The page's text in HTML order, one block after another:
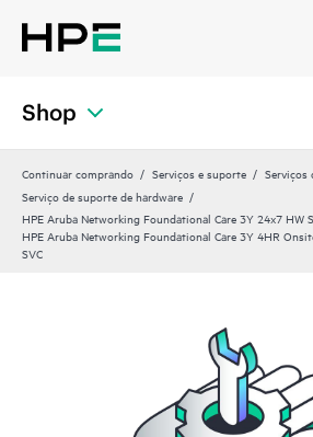
Shop
Continuar comprando Serviços e suporte
Serviços
Serviço de suporte de hardware
HPE Aruba Networking Foundational Care 3Y 24x7 HW
HPE Aruba Networking Foundational Care 3Y 4HR
SVC